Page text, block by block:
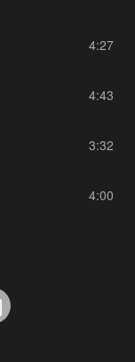
4:27
4:43
3:32
4:00